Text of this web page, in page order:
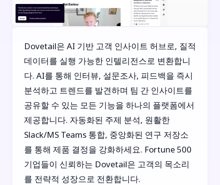
Dovetail은 AI 기반 고객 인사이트 허브로, 질적
데이터를 실행 가능한 인텔리전스로 변환합니
다. AI를 통해 인터뷰, 설문조사, 피드백을 즉시
분석하고 트렌드를 발견하며 팀 간 인사이트를
공유할 수 있는 모든 기능을 하나의 플랫폼에서
제공합니다. 자동화된 주제 분석, 원활한
Slack/MS Teams 통합, 중앙화된 연구 저장소
를 통해 제품 결정을 강화하세요. Fortune 500
기업들이 신뢰하는 Dovetail은 고객의 목소리
를 전략적 성장으로 전환합니다.